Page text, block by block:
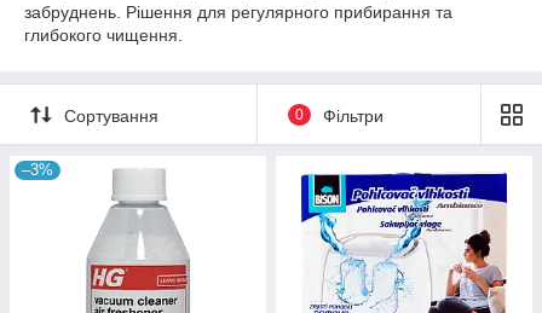
забруднень. Рішення для регулярного прибирання та
глибокого чищення.
Сортування 0 Фільтри
–3%